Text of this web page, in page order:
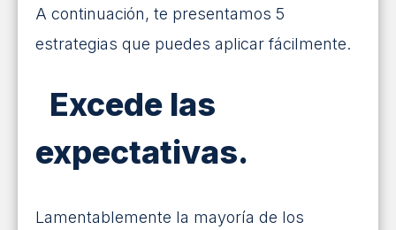
A continuación, te presentamos 5
estrategias que puedes aplicar fácilmente.
Excede las
expectativas.
Lamentablemente la mayoría de los